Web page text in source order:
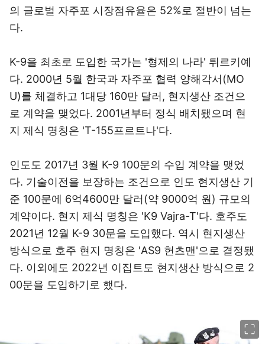
의 글로벌 자주포 시장점유율은 52%로 절반이 넘는
다.
K-9을 최초로 도입한 국가는 '형제의 나라' 튀르키예
다. 2000년 5월 한국과 자주포 협력 양해각서(MO
U)를 체결하고 1대당 160만 달러, 현지생산 조건으
로 계약을 맺었다. 2001년부터 정식 배치됐으며 현
지 제식 명칭은 'T-155프르트나'다.
인도도 2017년 3월 K-9 100문의 수입 계약을 맺었
다. 기술이전을 보장하는 조건으로 인도 현지생산 기
준 100문에 6억4600만 달러(약 9000억 원) 규모의
계약이다. 현지 제식 명칭은 'K9 Vajra-T'다. 호주도
2021년 12월 K-9 30문을 도입했다. 역시 현지생산
방식으로 호주 현지 명칭은 'AS9 헌츠맨'으로 결정됐
다. 이외에도 2022년 이집트도 현지생산 방식으로 2
00문을 도입하기로 했다.